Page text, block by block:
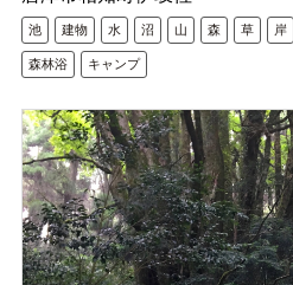
池 建物 水 沼 山 森 草 岸
森林浴 キャンプ